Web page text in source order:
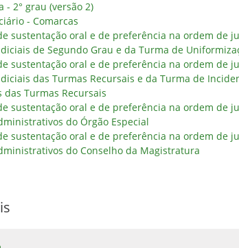
- 2° grau (versão 2)
- Comarcas
sustentação oral e de preferência na ordem de
de Segundo Grau e da Turma de
sustentação oral e de preferência na ordem de
das Turmas Recursais e da Turma de
das Turmas Recursais
sustentação oral e de preferência na ordem de
do Órgão Especial
sustentação oral e de preferência na ordem de
do Conselho da Magistratura